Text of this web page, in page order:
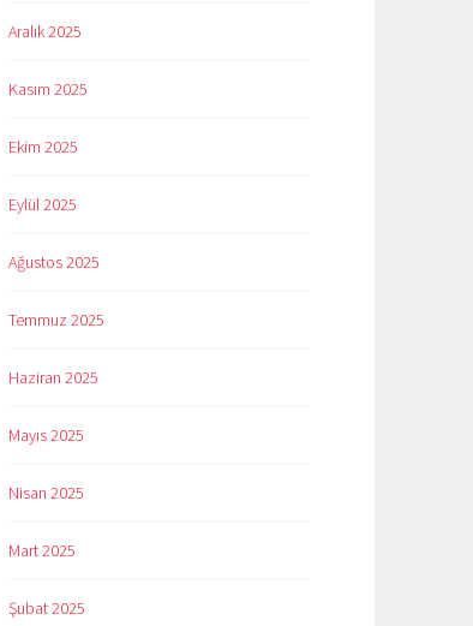
Aralık 2025
Kasım 2025
Ekim 2025
Eylül 2025
Ağustos 2025
Temmuz 2025
Haziran 2025
Mayıs 2025
Nisan 2025
Mart 2025
Şubat 2025